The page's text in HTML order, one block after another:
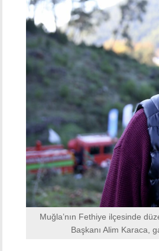
Muğla’nın Fethiye ilçesinde
Başkanı Alim Karaca,